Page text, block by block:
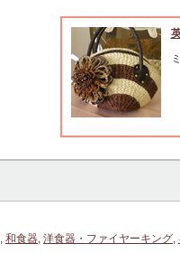
, 和食器, 洋食器・ファイヤーキング,